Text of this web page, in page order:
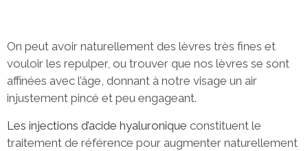
On peut avoir naturellement des lèvres très fines et
vouloir les repulper, ou trouver que nos lèvres se sont
affinées avec l’âge, donnant à notre visage un air
injustement pincé et peu engageant.
Les injections d’acide hyaluronique constituent le
traitement de référence pour augmenter naturellement